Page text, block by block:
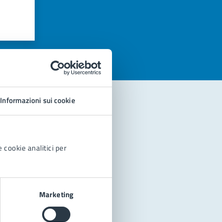
Informazioni sui cookie
cookie analitici per
Marketing